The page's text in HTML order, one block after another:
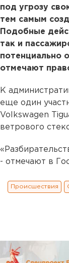
под угрозу
тем самым
Подобные
так и
потенциально
отмечают
К
еще один
Volkswagen
ветрового
- отмечают в
Происшествия